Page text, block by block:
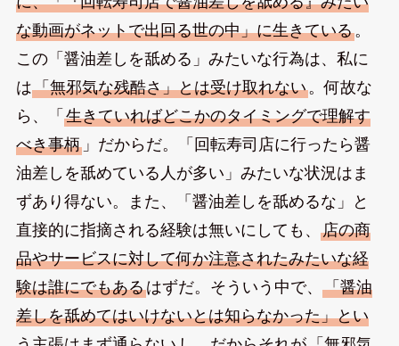
な動画がネットで出回る世の中」に生きている。
この「醤油差しを舐める」みたいな行為は、私に
は「無邪気な残酷さ」とは受け取れない。何故な
ら、「 生きていればどこかのタイミングで理解す
べき事柄」だからだ。「回転寿司店に行ったら醤
油差しを舐めている人が多い」みたいな状況はま
ずあり得ない。また、「醤油差しを舐めるな」と
直接的に指摘される経験は無いにしても、 店の商
品やサービスに対して何か注意されたみたいな経
験は誰にでもあるはずだ。そういう中で、 「醤油
差しを舐めてはいけないとは知らなかった」とい